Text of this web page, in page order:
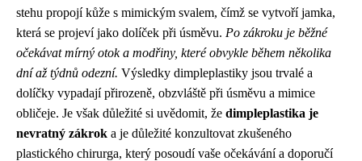
stehu propojí kůže s mimickým svalem, čímž se vytvoří jamka,
která se projeví jako dolíček při úsměvu. Po zákroku je běžné
očekávat mírný otok a modřiny, které obvykle během několika
dní až týdnů odezní. Výsledky dimpleplastiky jsou trvalé a
dolíčky vypadají přirozeně, obzvláště při úsměvu a mimice
obličeje. Je však důležité si uvědomit, že dimpleplastika je
nevratný zákrok a je důležité konzultovat zkušeného
plastického chirurga, který posoudí vaše očekávání a doporučí